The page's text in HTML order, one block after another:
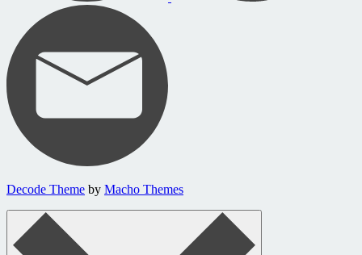
Decode Theme by Macho Themes